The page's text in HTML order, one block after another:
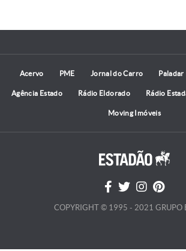
Acervo PME Jornal do Carro Paladar
Agência Estado Rádio Eldorado Rádio
Moving Imóveis
COPYRIGHT © 1995 - 2021 GRUPO